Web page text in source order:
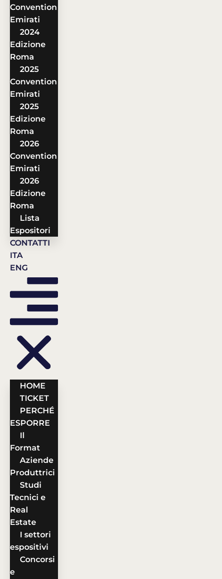
Convention
Emirati
2024
Edizione
Roma
2025
Convention
Emirati
2025
Edizione
Roma
2026
Convention
Emirati
2026
Edizione
Roma
Lista
Espositori
CONTATTI
ITA
ENG
HOME
TICKET
PERCHÉ
ESPORRE
Il
Format
Aziende
Produttrici
Studi
Tecnici e
Real
Estate
I settori
espositivi
Concorsi
e